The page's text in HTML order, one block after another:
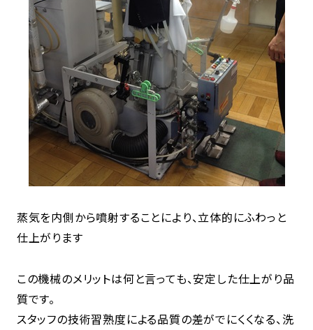
蒸気を内側から噴射することにより、立体的にふわっと
仕上がります
この機械のメリットは何と言っても、安定した仕上がり品
質です。
スタッフの技術習熟度による品質の差がでにくくなる、洗